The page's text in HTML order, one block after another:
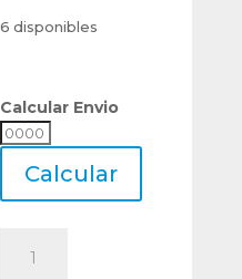
6 disponibles
Calcular Envio
Calcular
Calcular
Rotativa